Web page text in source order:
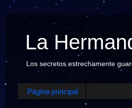
La
Los secretos estrechamente
Página principal